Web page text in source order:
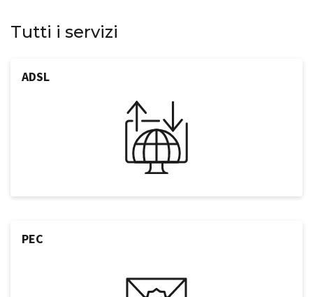
Tutti i servizi
ADSL
PEC